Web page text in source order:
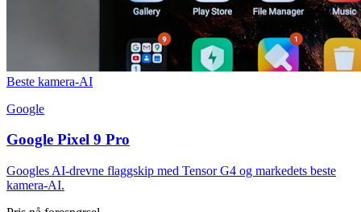
Beste kamera-AI
Google
Google Pixel 9 Pro
Googles AI-drevne flaggskip med Tensor G4 og markedets beste
kamera-AI.